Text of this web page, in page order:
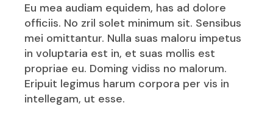
Eu mea audiam equidem, has ad dolore
officiis. No zril solet minimum sit. Sensibus
mei omittantur. Nulla suas maloru impetus
in voluptaria est in, et suas mollis est
propriae eu. Doming vidiss no malorum.
Eripuit legimus harum corpora per vis in
intellegam, ut esse.